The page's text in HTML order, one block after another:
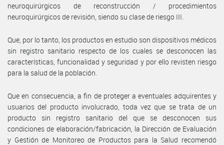
neuroquirúrgicos de reconstrucción / procedimientos
neuroquirúrgicos de revisión, siendo su clase de riesgo III.
Que, por lo tanto, los productos en estudio son dispositivos médicos
sin registro sanitario respecto de los cuales se desconocen las
características, funcionalidad y seguridad y por ello revisten riesgo
para la salud de la población.
Que en consecuencia, a fin de proteger a eventuales adquirentes y
usuarios del producto involucrado, toda vez que se trata de un
producto sin registro sanitario del que se desconocen sus
condiciones de elaboración/fabricación, la Dirección de Evaluación
y Gestión de Monitoreo de Productos para la Salud recomendó